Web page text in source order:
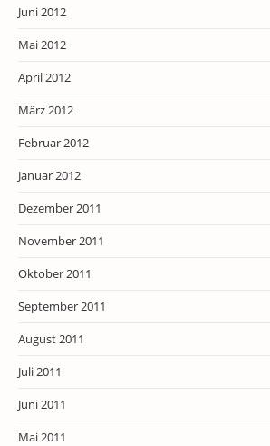
Juni 2012
Mai 2012
April 2012
März 2012
Februar 2012
Januar 2012
Dezember 2011
November 2011
Oktober 2011
September 2011
August 2011
Juli 2011
Juni 2011
Mai 2011